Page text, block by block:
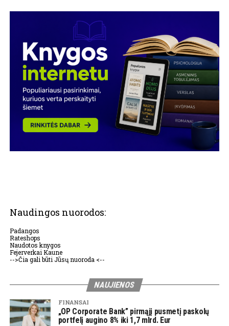
Naudingos nuorodos:
Padangos
Rateshops
Naudotos knygos
Fejerverkai Kaune
-->Čia gali būti Jūsų nuoroda <--
NAUJIENOS
FINANSAI
„OP Corporate Bank” pirmąjį pusmetį paskolų
portfelį augino 8% iki 1,7 mlrd. Eur